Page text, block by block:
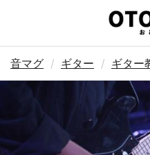
音マグ ギター ギター